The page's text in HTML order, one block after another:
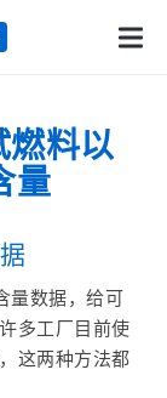
客户专区
料以
量
量数据，给可
多工厂目前使
这两种方法都